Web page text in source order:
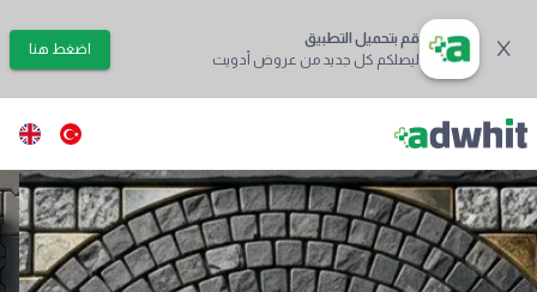
قم بتحميل التطبيق
ليصلكم كل جديد من عروض أدويت
اضغط هنا